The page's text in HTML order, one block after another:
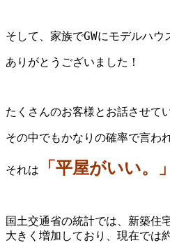
そして、家族でGWにモデルハウ
ありがとうございました！
たくさんのお客様とお話させて
その中でもかなりの確率で言わ
それは 「平屋がいい。」
国土交通省の統計では、新築住
大きく増加しており、現在では